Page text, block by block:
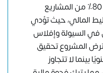
وفقًا للإحصائيات، 80٪ من المشاريع
المالي، حيث تؤدي
في السيولة وإفلاس
المشروع تحقيق
دولار سنويًا بينما لا تتجاوز